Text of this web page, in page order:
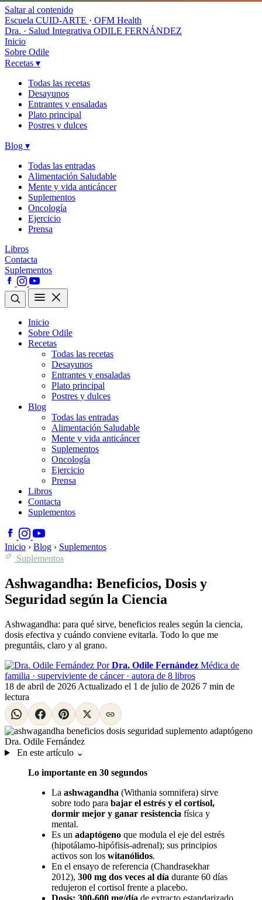
Saltar al contenido
Escuela CUID-ARTE · OFM Health
Dra. · Salud Integrativa ODILE FERNÁNDEZ
Inicio
Sobre Odile
Recetas ▾
Todas las recetas
Desayunos
Entrantes y ensaladas
Plato principal
Postres y dulces
Blog ▾
Todas las entradas
Alimentación Saludable
Mente y vida anticáncer
Suplementos
Oncología
Ejercicio
Prensa
Libros
Contacta
Suplementos
Inicio
Sobre Odile
Recetas
Todas las recetas
Desayunos
Entrantes y ensaladas
Plato principal
Postres y dulces
Blog
Todas las entradas
Alimentación Saludable
Mente y vida anticáncer
Suplementos
Oncología
Ejercicio
Prensa
Libros
Contacta
Suplementos
Inicio › Blog › Suplementos
Suplementos
Ashwagandha: Beneficios, Dosis y
Seguridad según la Ciencia
Ashwagandha: para qué sirve, beneficios reales según la ciencia,
dosis efectiva y cuándo conviene evitarla. Todo lo que me
preguntáis, claro y al grano.
Por Dra. Odile Fernández Médica de
familia · superviviente de cáncer · autora de 8 libros
18 de abril de 2026 Actualizado el 1 de julio de 2026 7 min de
lectura
En este artículo ⌄
Lo importante en 30 segundos
La ashwagandha (Withania somnifera) sirve
sobre todo para bajar el estrés y el cortisol,
dormir mejor y ganar resistencia física y
mental.
Es un adaptógeno que modula el eje del estrés
(hipotálamo-hipófisis-adrenal); sus principios
activos son los witanólidos.
En el ensayo de referencia (Chandrasekhar
2012), 300 mg dos veces al día durante 60 días
redujeron el cortisol frente a placebo.